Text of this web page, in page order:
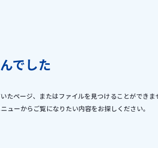
でした
たページ、またはファイルを見つけることができま
ューからご覧になりたい内容をお探しください。